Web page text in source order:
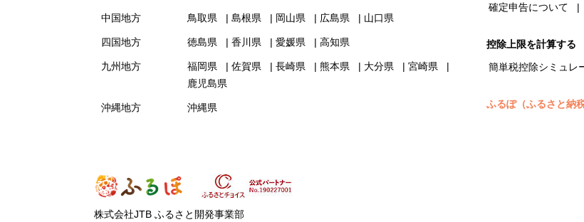
中国地方 鳥取県 島根県 岡山県 広島県 山口県
四国地方 徳島県 香川県 愛媛県 高知県
九州地方 福岡県 佐賀県 長崎県 熊本県 大分県
宮崎県
鹿児島県
沖縄地方 沖縄県
確定申告について
控除上限を計算する
簡単税控除シミュレ
ふるぽ（ふるさと納
株式会社JTB ふるさと開発事業部